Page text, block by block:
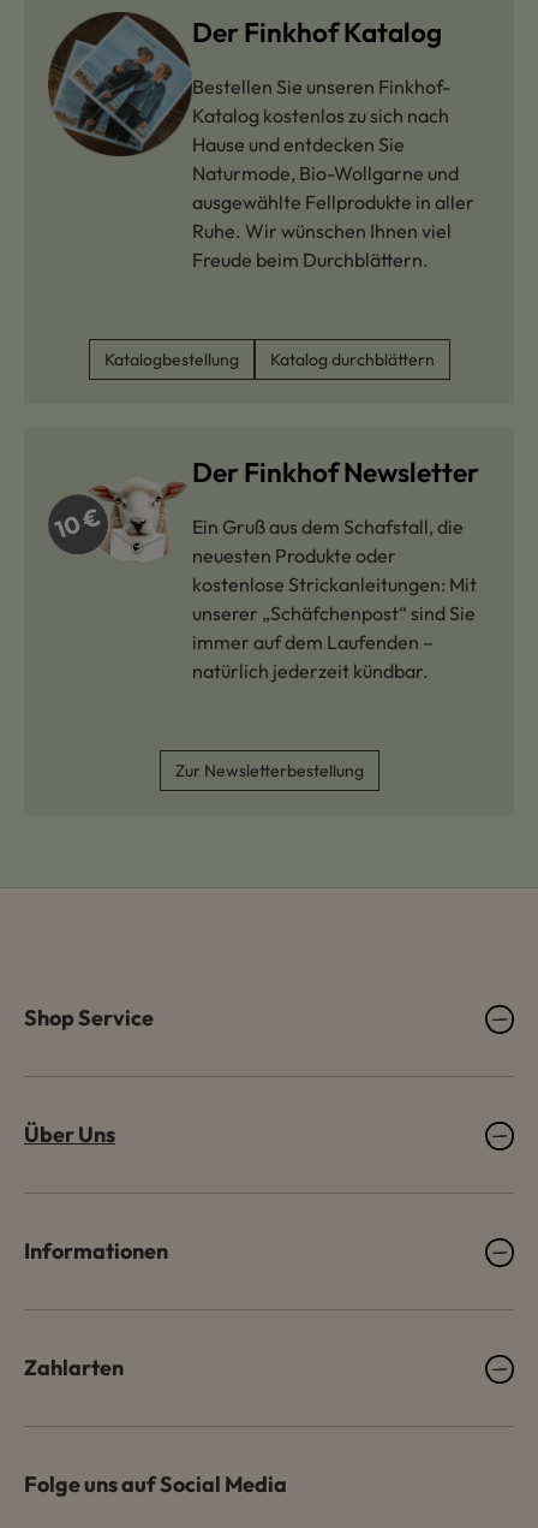
Der Finkhof Katalog
Bestellen Sie unseren Finkhof-
Katalog kostenlos zu sich nach
Hause und entdecken Sie
Naturmode, Bio-Wollgarne und
ausgewählte Fellprodukte in aller
Ruhe. Wir wünschen Ihnen viel
Freude beim Durchblättern.
Katalogbestellung Katalog durchblättern
Der Finkhof Newsletter
Ein Gruß aus dem Schafstall, die
neuesten Produkte oder
kostenlose Strickanleitungen: Mit
unserer „Schäfchenpost“ sind Sie
immer auf dem Laufenden –
natürlich jederzeit kündbar.
Zur Newsletterbestellung
Shop Service
Über Uns
Informationen
Zahlarten
Folge uns auf Social Media